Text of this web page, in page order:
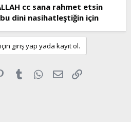
cc sana rahmet etsin
dini nasihatleştiğin için​
giriş yap yada kayıt ol.
Pinterest
Tumblr WhatsApp
E-posta